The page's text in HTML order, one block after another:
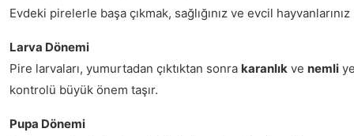
Evdeki pirelerle başa çıkmak, sağlığınız ve evcil
Larva Dönemi
Pire larvaları, yumurtadan çıktıktan sonra karanlık ve nemli
kontrolü büyük önem taşır.
Pupa Dönemi